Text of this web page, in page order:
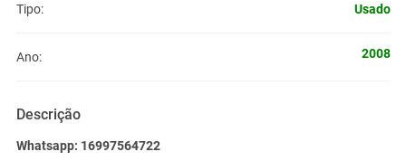
Tipo: Usado
Ano: 2008
Descrição
Whatsapp: 16997564722